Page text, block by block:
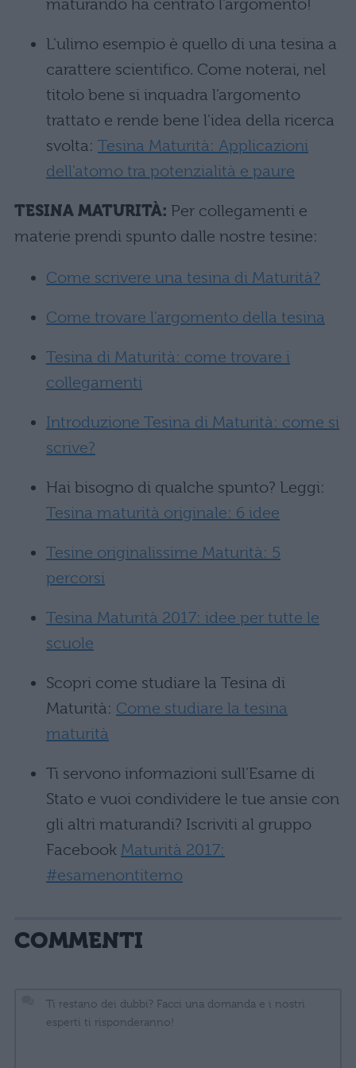
maturando ha centrato l'argomento!
L'ulimo esempio è quello di una tesina a
carattere scientifico. Come noterai, nel
titolo bene si inquadra l'argomento
trattato e rende bene l'idea della ricerca
svolta: Tesina Maturità: Applicazioni
dell'atomo tra potenzialità e paure
TESINA MATURITÀ: Per collegamenti e
materie prendi spunto dalle nostre tesine:
Come scrivere una tesina di Maturità?
Come trovare l'argomento della tesina
Tesina di Maturità: come trovare i
collegamenti
Introduzione Tesina di Maturità: come si
scrive?
Hai bisogno di qualche spunto? Leggi:
Tesina maturità originale: 6 idee
Tesine originalissime Maturità: 5
percorsi
Tesina Maturità 2017: idee per tutte le
scuole
Scopri come studiare la Tesina di
Maturità: Come studiare la tesina
maturità
Ti servono informazioni sull'Esame di
Stato e vuoi condividere le tue ansie con
gli altri maturandi? Iscriviti al gruppo
Facebook Maturità 2017:
#esamenontitemo
COMMENTI